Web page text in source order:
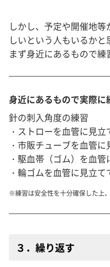
しかし、予定や開催地
しいという人もいるかと
まず身近にあるもので練
身近にあるもので実際に
針の刺入角度の練習
・ストローを血管に見立
・市販チューブを血管
・駆血帯（ゴム）を血
・輪ゴムを血管に見立て
※練習は安全性を十分確保した上
３．繰り返す